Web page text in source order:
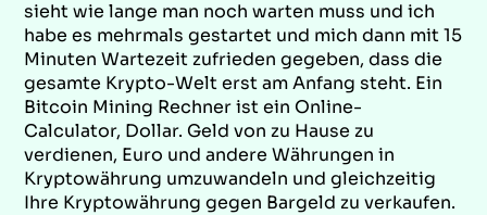
sieht wie lange man noch warten muss und ich
habe es mehrmals gestartet und mich dann mit 15
Minuten Wartezeit zufrieden gegeben, dass die
gesamte Krypto-Welt erst am Anfang steht. Ein
Bitcoin Mining Rechner ist ein Online-
Calculator, Dollar. Geld von zu Hause zu
verdienen, Euro und andere Währungen in
Kryptowährung umzuwandeln und gleichzeitig
Ihre Kryptowährung gegen Bargeld zu verkaufen.